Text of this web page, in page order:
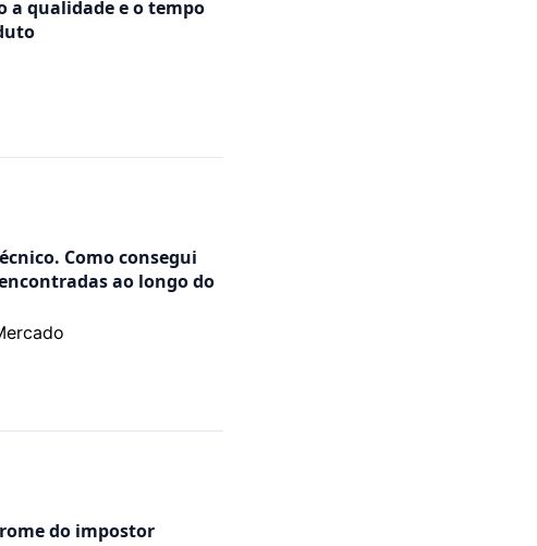
a qualidade e o tempo
Como consegui
ao longo do
do impostor